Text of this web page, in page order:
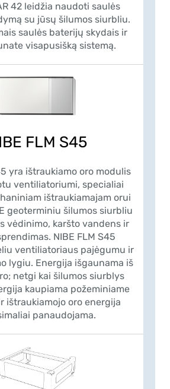
42 leidžia naudoti saulės
su jūsų šilumos siurbliu.
saulės baterijų skydais ir
visapusišką sistemą.
FLM S45
yra ištraukiamo oro modulis
ventiliatoriumi, specialiai
ištraukiamajam orui
geoterminiu šilumos siurbliu
vėdinimo, karšto vandens ir
NIBE FLM S45
ventiliatoriaus pajėgumu ir
lygiu. Energija išgaunama iš
netgi kai šilumos siurblys
kaupiama požeminiame
ištraukiamojo oro energija
panaudojama.